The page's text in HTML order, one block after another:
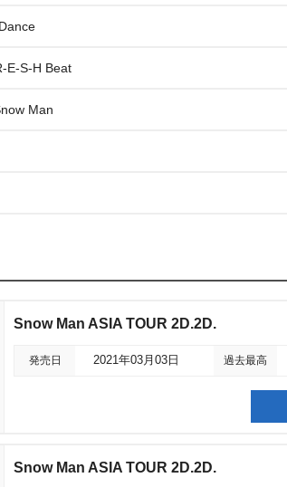
E-S-H Beat
Man
Snow Man ASIA TOUR 2D.2D.
発売日 2021年03月03日 過去最高
Snow Man ASIA TOUR 2D.2D.